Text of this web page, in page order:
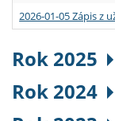
2026-01-05 Zápis z
Rok 2025
Rok 2024